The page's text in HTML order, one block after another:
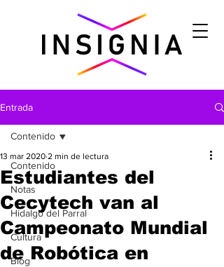
Entrada
Contenido
Notas
Hidalgo del Parral
Cultura
Blog
Contenido
Estudiantes del
Cecytech van al
Campeonato Mundial
de Robótica en
13 mar 2020 2 min de lectura